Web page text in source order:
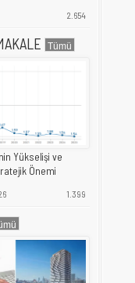
2.654
Yükselişi ve
Önemi
1.399